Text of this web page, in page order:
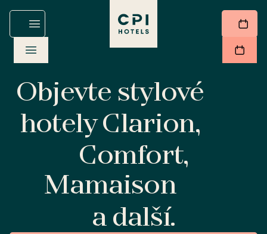
Objevte stylové
hotely Clarion,
Comfort,
Mamaison
a další.